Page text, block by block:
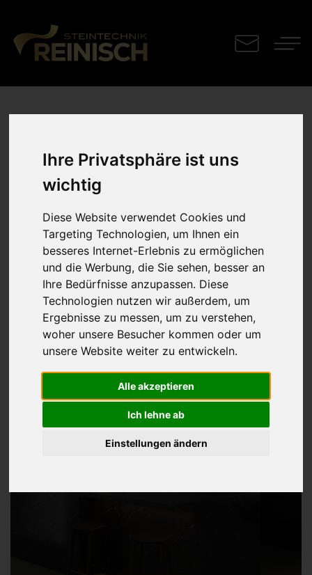
Ihre Privatsphäre ist uns
wichtig
Diese Website verwendet Cookies und
Targeting Technologien, um Ihnen ein
besseres Internet-Erlebnis zu ermöglichen
und die Werbung, die Sie sehen, besser an
Ihre Bedürfnisse anzupassen. Diese
Technologien nutzen wir außerdem, um
Ergebnisse zu messen, um zu verstehen,
woher unsere Besucher kommen oder um
unsere Website weiter zu entwickeln.
Alle akzeptieren
Ich lehne ab
Einstellungen ändern
Silestone Romantic
Ash